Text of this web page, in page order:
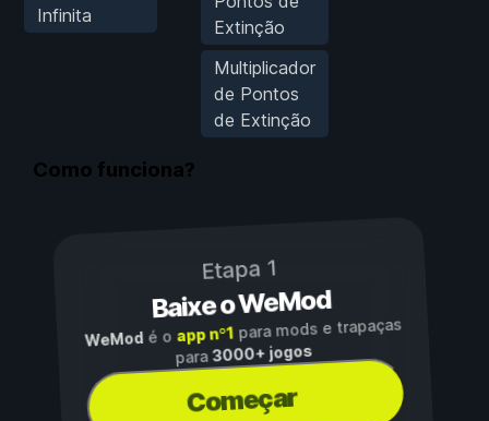
Infinita
Extinção
Multiplicador
de Pontos
de Extinção
Como funciona?
Etapa 1
Baixe o WeMod
WeModé o app nº1para mods e trapaças
para3000+ jogos
Começar